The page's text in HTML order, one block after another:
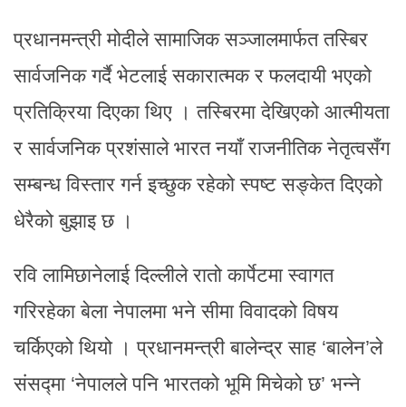
प्रधानमन्त्री मोदीले सामाजिक सञ्जालमार्फत तस्बिर
सार्वजनिक गर्दै भेटलाई सकारात्मक र फलदायी भएको
प्रतिक्रिया दिएका थिए । तस्बिरमा देखिएको आत्मीयता
र सार्वजनिक प्रशंसाले भारत नयाँ राजनीतिक नेतृत्वसँग
सम्बन्ध विस्तार गर्न इच्छुक रहेको स्पष्ट सङ्केत दिएको
धेरैको बुझाइ छ ।
रवि लामिछानेलाई दिल्लीले रातो कार्पेटमा स्वागत
गरिरहेका बेला नेपालमा भने सीमा विवादको विषय
चर्किएको थियो । प्रधानमन्त्री बालेन्द्र साह ‘बालेन’ले
संसद्मा ‘नेपालले पनि भारतको भूमि मिचेको छ’ भन्ने